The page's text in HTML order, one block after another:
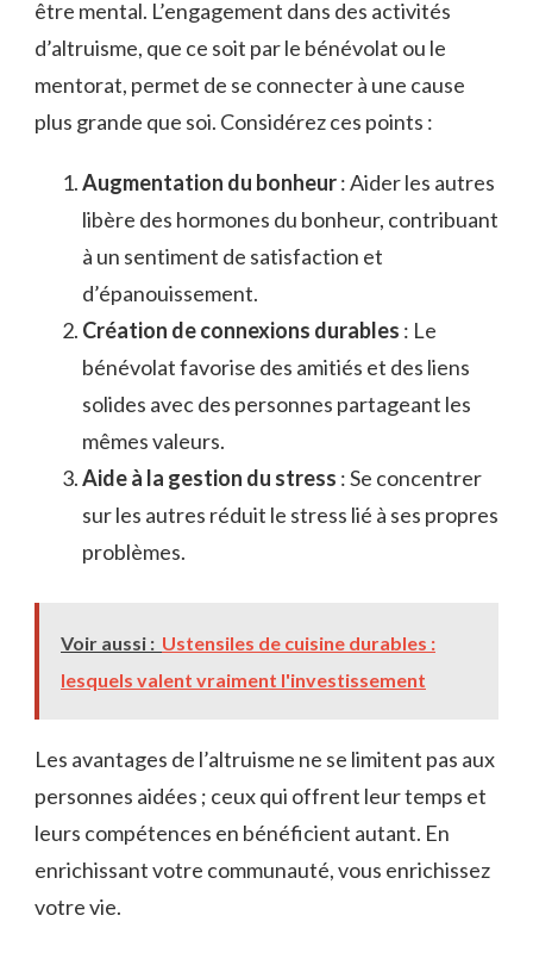
être mental. L’engagement dans des activités
d’altruisme, que ce soit par le bénévolat ou le
mentorat, permet de se connecter à une cause
plus grande que soi. Considérez ces points :
Augmentation du bonheur: Aider les autres
libère des hormones du bonheur, contribuant
à un sentiment de satisfaction et
d’épanouissement.
Création de connexions durables : Le
bénévolat favorise des amitiés et des liens
solides avec des personnes partageant les
mêmes valeurs.
Aide à la gestion du stress : Se concentrer
sur les autres réduit le stress lié à ses propres
problèmes.
Voir aussi : Ustensiles de cuisine durables :
lesquels valent vraiment l'investissement
Les avantages de l’altruisme ne se limitent pas aux
personnes aidées ; ceux qui offrent leur temps et
leurs compétences en bénéficient autant. En
enrichissant votre communauté, vous enrichissez
votre vie.